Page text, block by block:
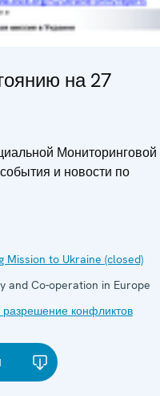
на 27
Мониторинговой
и новости по
Mission to Ukraine (closed)
and Co-operation in Europe
конфликтов